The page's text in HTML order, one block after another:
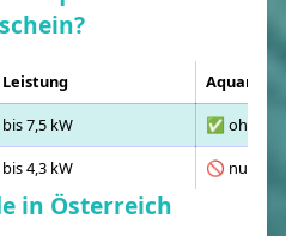
Leistung
Aquamot
bis 7,5 kW
✅ ohne
bis 4,3 kW 🚫 nur mit
in Österreich